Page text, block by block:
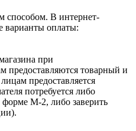
способом. В интернет-
варианты оплаты:
при
предоставляются товарный и
предоставляется
потребуется либо
форме М-2, либо заверить